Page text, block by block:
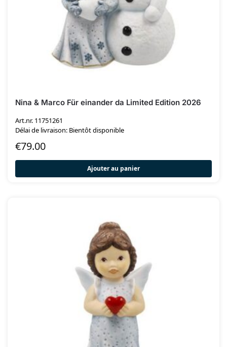
Nina & Marco Für einander da Limited Edition 2026
Art.nr. 11751261
Délai de livraison: Bientôt disponible
€79.00
Ajouter au panier